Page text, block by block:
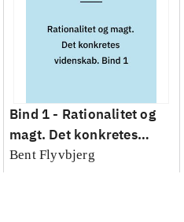
Bind 1 - Rationalitet og
magt. Det konkretes
videnskab. Bind 1
Bent Flyvbjerg